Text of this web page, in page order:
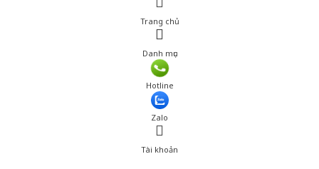
Trang chủ
Danh mục
Hotline
Zalo
Tài khoản